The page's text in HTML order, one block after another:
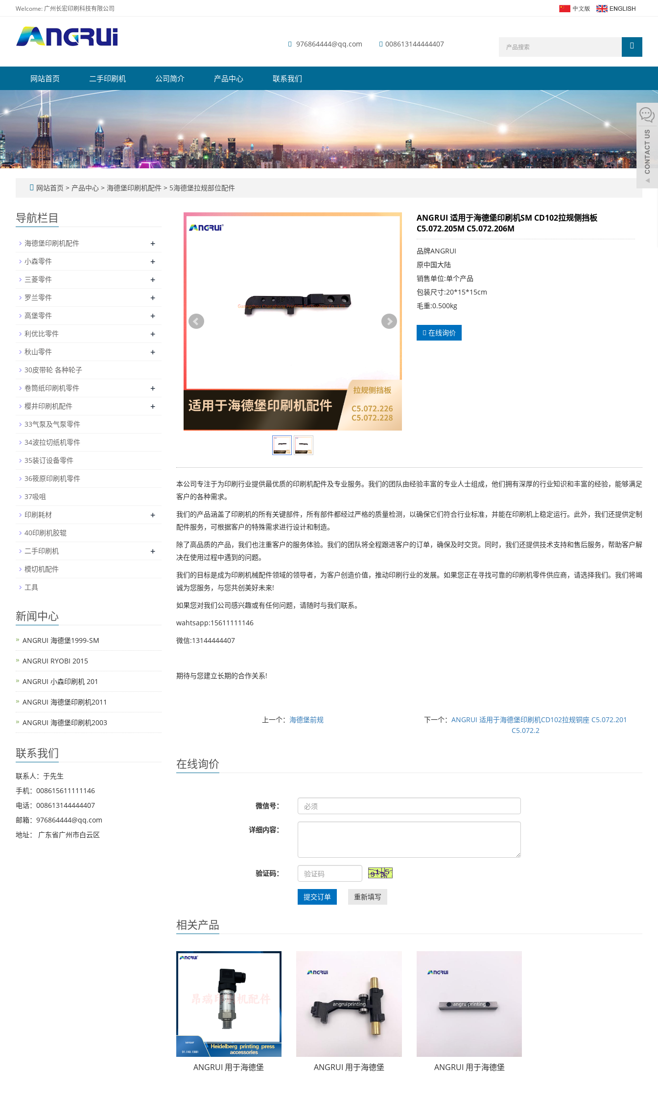
Welcome: 广州长宏印刷科技有限公司
976864444@qq.com 008613144444407
网站首页 二手印刷机 公司简介 产品中心 联系我们
网站首页 > 产品中心 > 海德堡印刷机配件 > 5海德堡拉规部位配件
ANGRUI 适用于海德堡印刷机SM CD102拉规侧挡板
C5.072.205M C5.072.206M
品牌ANGRUI
原中国大陆
销售单位:单个产品
包装尺寸:20*15*15cm
毛重:0.500kg
在线询价
本公司专注于为印刷行业提供最优质的印刷机配件及专业服务。我们的团队由经验丰富的专业人士组成，他们拥有深厚的行业知识和丰富的经验，能够满足
客户的各种需求。
我们的产品涵盖了印刷机的所有关键部件，所有部件都经过严格的质量检测，以确保它们符合行业标准，并能在印刷机上稳定运行。此外，我们还提供定制
配件服务，可根据客户的特殊需求进行设计和制造。
除了高品质的产品，我们也注重客户的服务体验。我们的团队将全程跟进客户的订单，确保及时交货。同时，我们还提供技术支持和售后服务，帮助客户解
决在使用过程中遇到的问题。
我们的目标是成为印刷机械配件领域的领导者，为客户创造价值，推动印刷行业的发展。如果您正在寻找可靠的印刷机零件供应商，请选择我们。我们将竭
诚为您服务，与您共创美好未来!
如果您对我们公司感兴趣或有任何问题，请随时与我们联系。
wahtsapp:15611111146
微信:13144444407
期待与您建立长期的合作关系!
上一个： 海德堡前规 下一个：ANGRUI 适用于海德堡印刷机CD102拉规铜座 C5.072.201
C5.072.2
在线询价
微信号：
详细内容：
验证码：
提交订单 重新填写
相关产品
ANGRUI 用于海德堡 ANGRUI 用于海德堡 ANGRUI 用于海德堡
导航栏目
海德堡印刷机配件 +
小森零件 +
三菱零件 +
罗兰零件 +
高堡零件 +
利优比零件 +
秋山零件 +
30皮带轮 各种轮子
卷筒纸印刷机零件
+
樱井印刷机配件 +
33气泵及气泵零件
34波拉切纸机零件
35装订设备零件
36筱原印刷机零件
37吸咀
印刷耗材
+
40印刷机胶辊
二手印刷机
+
模切机配件
工具
新闻中心
ANGRUI 海德堡1999-SM
ANGRUI RYOBI 2015
ANGRUI 小森印刷机 201
ANGRUI 海德堡印刷机2011
ANGRUI 海德堡印刷机2003
联系我们
联系人：于先生
手机：008615611111146
电话：008613144444407
邮箱：976864444@qq.com
地址： 广东省广州市白云区